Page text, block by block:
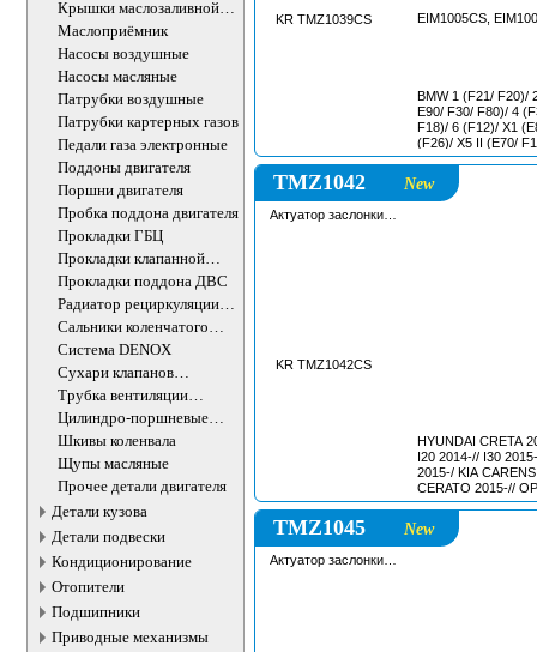
Крышки маслозаливной
горловины
Маслоприёмник
Насосы воздушные
Насосы масляные
Патрубки воздушные
Патрубки картерных газов
Педали газа электронные
Поддоны двигателя
Поршни двигателя
Пробка поддона двигателя
Прокладки ГБЦ
Прокладки клапанной
крышки
Прокладки поддона ДВС
Радиатор рециркуляции
ОГ
Сальники коленчатого
вала двигателя
Система DENOX
Сухари клапанов
впускных/выпускных
Трубка вентиляции
картера
Цилиндро-поршневые
группы ДВС
Шкивы коленвала
Щупы масляные
Прочее детали двигателя
Детали кузова
Детали подвески
Кондиционирование
Отопители
Подшипники
Приводные механизмы
KR TMZ1039CS EIM1005CS,
BMW 1 (F21/ F20)/ 2 (F22/ F87)/ 3
E90/ F30/ F80)/ 4 (F32/
F18)/ 6 (F12)/ X1
(F26)/ X5 II (E70/
F16/ F86) MINI
TMZ1042 New
Актуатор заслонки
KR TMZ1042CS
HYUNDAI CRETA
I20 2014-// I30
2015-/ KIA
CERATO 2015-//
2014-// SELTOS
TMZ1045 New
Актуатор заслонки